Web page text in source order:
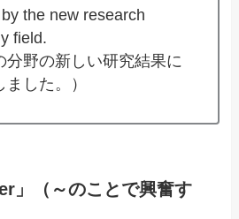
the new research
field.
分野の新しい研究結果に
した。）
」（～のことで興奮す